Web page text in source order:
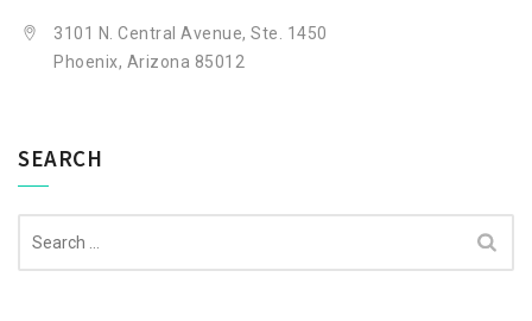
3101 N. Central Avenue, Ste. 1450
Phoenix, Arizona 85012
SEARCH
for: